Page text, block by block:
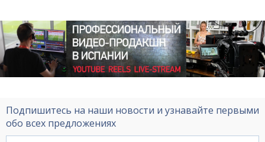
Подпишитесь на наши новости и узнавайте первыми
обо всех предложениях